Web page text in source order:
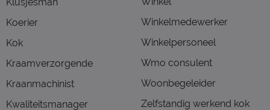
Koerier
Kok
Kraamverzorgende
Kraanmachinist
Kwaliteitsmanager
Winkelmedewerker
Winkelpersoneel
Wmo consulent
Woonbegeleider
Zelfstandig werkend kok